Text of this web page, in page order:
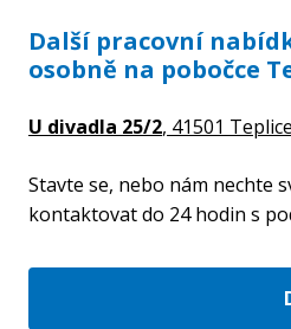
Další pracovní
osobně na pobočce
U divadla 25/2, 41501
Stavte se, nebo nám nechte
kontaktovat do 24 hodin s